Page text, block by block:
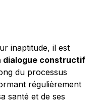
inaptitude, il est
dialogue constructif
du processus
régulièrement
santé et de ses